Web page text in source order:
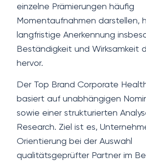
einzelne Prämierungen häufig
Momentaufnahmen darstellen,
langfristige Anerkennung
Beständigkeit und Wirksamkeit
hervor.
Der Top Brand Corporate
basiert auf unabhängigen
sowie einer strukturierten
Research. Ziel ist es,
Orientierung bei der Auswahl
qualitätsgeprüfter Partner im